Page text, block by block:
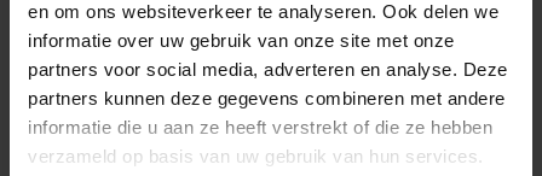
en om ons websiteverkeer te analyseren. Ook delen we
informatie over uw gebruik van onze site met onze
partners voor social media, adverteren en analyse. Deze
partners kunnen deze gegevens combineren met andere
informatie die u aan ze heeft verstrekt of die ze hebben
verzameld op basis van uw gebruik van hun services.
Cawö Noblesse Uni
Washandje Bordeaux
€5,50
Cawö Noblesse Uni
Gezichtsdoekje
Bordeaux
€5,50